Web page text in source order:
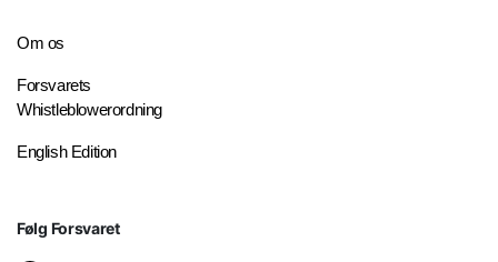
Om os
Forsvarets
Whistleblowerordning
English Edition
Følg Forsvaret